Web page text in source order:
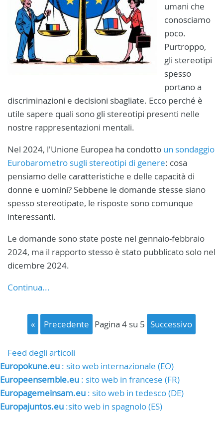
umani che
conosciamo
poco.
Purtroppo,
gli stereotipi
spesso
portano a
discriminazioni e decisioni sbagliate. Ecco perché è
utile sapere quali sono gli stereotipi presenti nelle
nostre rappresentazioni mentali.
Nel 2024, l'Unione Europea ha condotto un sondaggio
Eurobarometro sugli stereotipi di genere: cosa
pensiamo delle caratteristiche e delle capacità di
donne e uomini? Sebbene le domande stesse siano
spesso stereotipate, le risposte sono comunque
interessanti.
Le domande sono state poste nel gennaio-febbraio
2024, ma il rapporto stesso è stato pubblicato solo nel
dicembre 2024.
Continua...
« precedente pagina 4 su 5 successivo
Feed degli articoli
Europokune.eu : sito web internazionale (EO)
Europeensemble.eu : sito web in francese (FR)
Europagemeinsam.eu : sito web in tedesco (DE)
Europajuntos.eu :sito web in spagnolo (ES)